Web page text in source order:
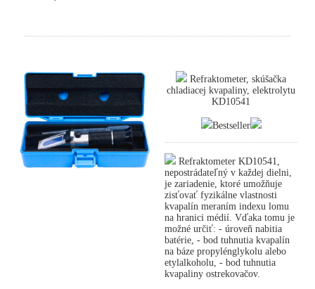
Refraktometer, skúšačka
chladiacej kvapaliny, elektrolytu
KD10541
Bestseller
Refraktometer KD10541,
nepostrádateľný v každej dielni,
je zariadenie, ktoré umožňuje
zisťovať fyzikálne vlastnosti
kvapalín meraním indexu lomu
na hranici médií. Vďaka tomu je
možné určiť: - úroveň nabitia
batérie, - bod tuhnutia kvapalín
na báze propylénglykolu alebo
etylalkoholu, - bod tuhnutia
kvapaliny ostrekovačov.